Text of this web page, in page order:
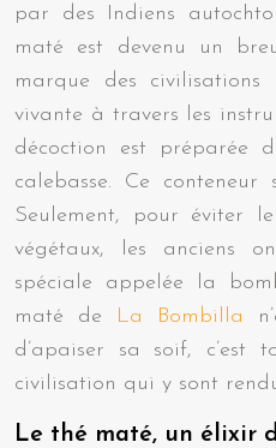
par des Indiens
maté est devenu un
marque des civilisations
vivante à travers les
décoction est préparée
calebasse. Ce
Seulement, pour éviter
végétaux, les anciens
spéciale appelée la
maté de
La Bombilla
d’apaiser sa soif, c’est
civilisation qui y sont
Le thé maté, un élixir